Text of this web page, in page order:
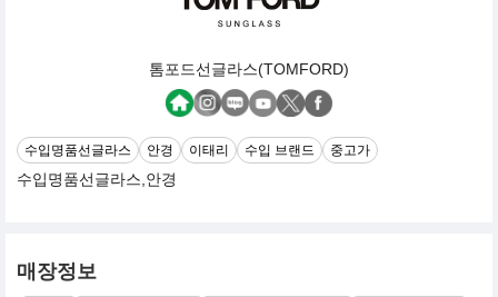
톰포드선글라스(TOMFORD)
수입명품선글라스 안경 이태리 수입 브랜드 중고가
수입명품선글라스,안경
매장정보